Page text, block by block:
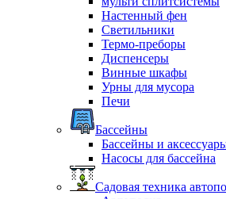
Настенный фен
Светильники
Термо-преборы
Диспенсеры
Винные шкафы
Урны для мусора
Печи
Бассейны
Бассейны и
Насосы для бассейна
Садовая техника